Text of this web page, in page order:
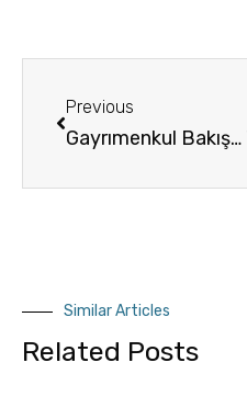
Previous
Gayrımenkul Bakışıyla Atina Semtleri 2021
Similar Articles
Related Posts